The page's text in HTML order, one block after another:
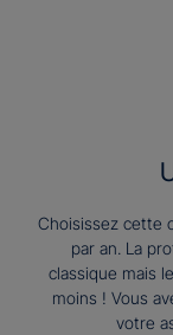
Choisissez cette
par an. La
classique mais
moins ! Vous
votre